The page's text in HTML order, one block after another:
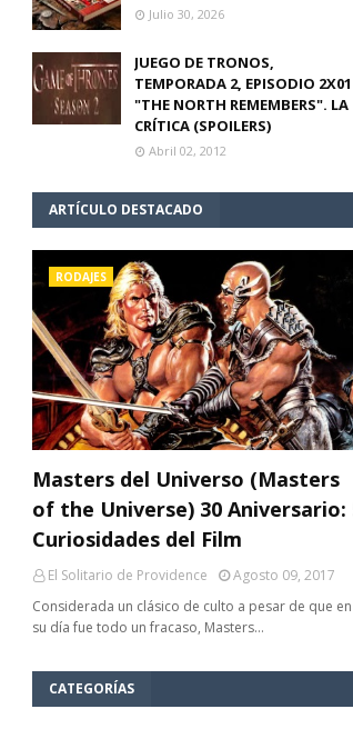
Julio 30, 2026
JUEGO DE TRONOS,
TEMPORADA 2, EPISODIO 2X01
"THE NORTH REMEMBERS". LA
CRÍTICA (SPOILERS)
Abril 02, 2012
ARTÍCULO DESTACADO
RODAJES
Masters del Universo (Masters
of the Universe) 30 Aniversario:
Curiosidades del Film
El Solitario de Providence
Agosto 09, 2017
Considerada un clásico de culto a pesar de que en
su día fue todo un fracaso, Masters…
CATEGORÍAS